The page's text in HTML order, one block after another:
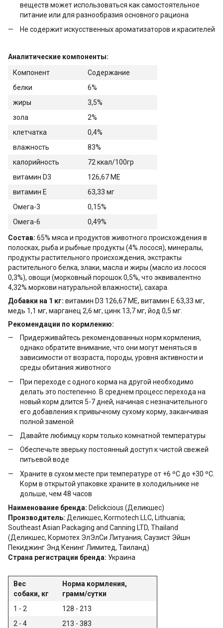
веществ может использоваться как самостоятельное
питание или для разнообразия основного рациона
Не содержит искусственных ароматизаторов и красителей
Аналитические компоненты:
Компонент
Содержание
белки
6%
жиры
3,5%
зола
2%
клетчатка
0,4%
влажность
83%
калорийность
72 ккал/100гр
витамин D3
126,67 МЕ
витамин Е
63,33 мг
Омега-3
0,15%
Омега-6
0,49%
Состав: 65% мяса и продуктов животного происхождения в
полосках, рыба и рыбные продукты (4% лосося), минералы,
продукты растительного происхождения, экстракты
растительного белка, злаки, масла и жиры (масло из лосося
0,3%), овощи (морковный порошок 0,5%, что эквивалентно
4,32% моркови натуральной влажности), сахара.
Добавки на 1 кг: витамин D3 126,67 МЕ, витамин E 63,33 мг,
медь 1,1 мг, марганец 2,6 мг, цинк 13,7 мг, йод 0,5 мг.
Рекомендации по кормлению:
Придерживайтесь рекомендованных норм кормления,
однако обратите внимание, что они могут меняться в
зависимости от возраста, породы, уровня активности и
среды обитания животного
При переходе с одного корма на другой необходимо
делать это постепенно. В среднем процесс перехода на
новый корм длится 5-7 дней, начиная с незначительного
его добавления к привычному сухому корму, заканчивая
полной заменой
Давайте любимцу корм только комнатной температуры
Обеспечьте зверьку постоянный доступ к чистой свежей
питьевой воде
Храните в сухом месте при температуре от +6 ºС до +30 ºС.
Корм в открытой упаковке храните в холодильнике не
дольше, чем 48 часов
Наименование бренда: Delickcious (Деликшес)
Производитель: Деликшес, Kormotech LLC, Lithuania;
Southeast Asian Packaging and Canning LTD, Thailand
(Деликшес, Кормотех ЭлЭлСи Литуания; Саузист Эйшн
Пекиджинг Энд Кенинг Лимитед, Таиланд)
Страна регистрации бренда: Украина
Вес
собаки, кг
Норма кормления,
грамм/сутки
1 - 2
128 - 213
2 - 4
213 - 383